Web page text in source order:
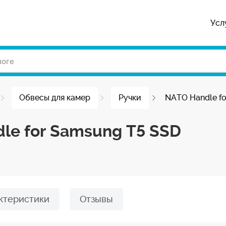
Обвесы для камер Ручки NATO Handle
for Samsung T5 SSD
Отзывы